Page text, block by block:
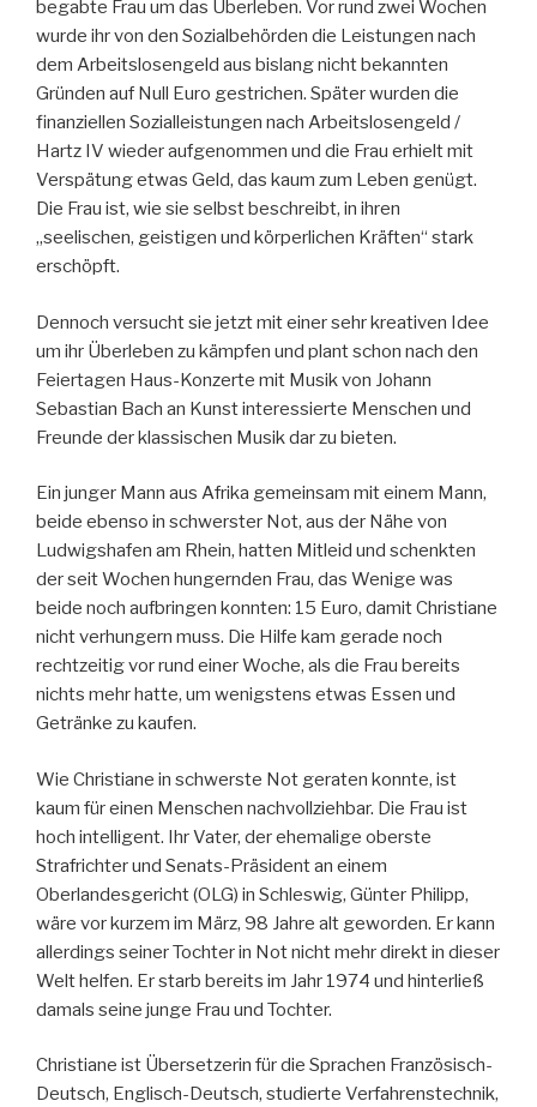
begabte Frau um das Überleben. Vor rund zwei Wochen
wurde ihr von den Sozialbehörden die Leistungen nach
dem Arbeitslosengeld aus bislang nicht bekannten
Gründen auf Null Euro gestrichen. Später wurden die
finanziellen Sozialleistungen nach Arbeitslosengeld /
Hartz IV wieder aufgenommen und die Frau erhielt mit
Verspätung etwas Geld, das kaum zum Leben genügt.
Die Frau ist, wie sie selbst beschreibt, in ihren
„seelischen, geistigen und körperlichen Kräften“ stark
erschöpft.
Dennoch versucht sie jetzt mit einer sehr kreativen Idee
um ihr Überleben zu kämpfen und plant schon nach den
Feiertagen Haus-Konzerte mit Musik von Johann
Sebastian Bach an Kunst interessierte Menschen und
Freunde der klassischen Musik dar zu bieten.
Ein junger Mann aus Afrika gemeinsam mit einem Mann,
beide ebenso in schwerster Not, aus der Nähe von
Ludwigshafen am Rhein, hatten Mitleid und schenkten
der seit Wochen hungernden Frau, das Wenige was
beide noch aufbringen konnten: 15 Euro, damit Christiane
nicht verhungern muss. Die Hilfe kam gerade noch
rechtzeitig vor rund einer Woche, als die Frau bereits
nichts mehr hatte, um wenigstens etwas Essen und
Getränke zu kaufen.
Wie Christiane in schwerste Not geraten konnte, ist
kaum für einen Menschen nachvollziehbar. Die Frau ist
hoch intelligent. Ihr Vater, der ehemalige oberste
Strafrichter und Senats-Präsident an einem
Oberlandesgericht (OLG) in Schleswig, Günter Philipp,
wäre vor kurzem im März, 98 Jahre alt geworden. Er kann
allerdings seiner Tochter in Not nicht mehr direkt in dieser
Welt helfen. Er starb bereits im Jahr 1974 und hinterließ
damals seine junge Frau und Tochter.
Christiane ist Übersetzerin für die Sprachen Französisch-
Deutsch, Englisch-Deutsch, studierte Verfahrenstechnik,